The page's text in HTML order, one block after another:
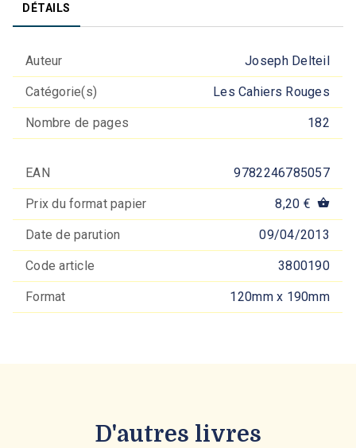
DÉTAILS
Auteur Joseph Delteil
Catégorie(s) Les Cahiers Rouges
Nombre de pages 182
EAN 9782246785057
Prix du format papier 8,20 € shopping_basket
Date de parution 09/04/2013
Code article 3800190
Format 120mm x 190mm
D'autres livres